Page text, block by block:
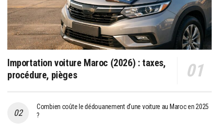
Importation voiture Maroc (2026) : taxes,
procédure, pièges
Combien coûte le dédouanement d’une voiture au Maroc en 2025
?